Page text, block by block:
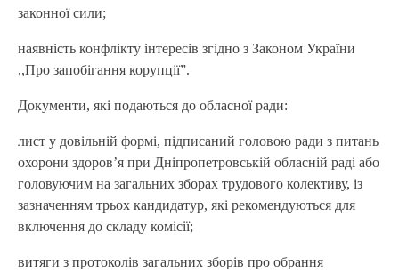
законної сили;
наявність конфлікту інтересів згідно з Законом України
,,Про запобігання корупції”.
Документи, які подаються до обласної ради:
лист у довільній формі, підписаний головою ради з питань
охорони здоров’я при Дніпропетровській обласній раді або
головуючим на загальних зборах трудового колективу, із
зазначенням трьох кандидатур, які рекомендуються для
включення до складу комісії;
витяги з протоколів загальних зборів про обрання